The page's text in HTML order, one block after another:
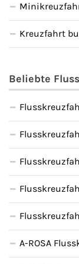
Kreuzfahrt
Beliebte
A-ROSA